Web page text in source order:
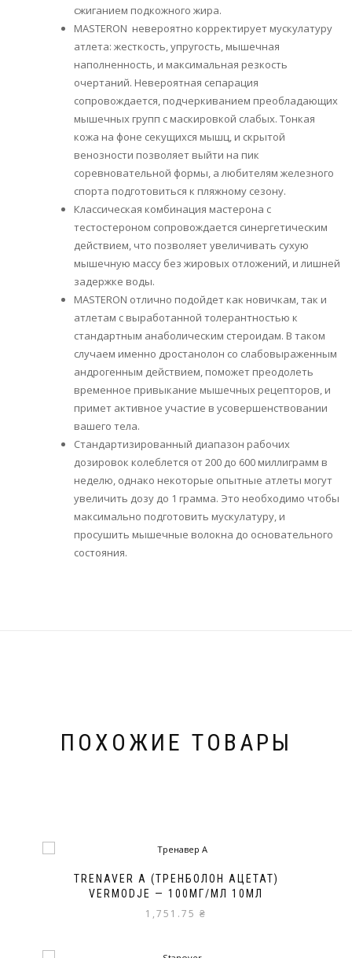
сжиганием подкожного жира.
MASTERON невероятно корректирует мускулатуру
атлета: жесткость, упругость, мышечная
наполненность, и максимальная резкость
очертаний. Невероятная сепарация
сопровождается, подчеркиванием преобладающих
мышечных групп с маскировкой слабых. Тонкая
кожа на фоне секущихся мышц, и скрытой
венозности позволяет выйти на пик
соревновательной формы, а любителям железного
спорта подготовиться к пляжному сезону.
Классическая комбинация мастерона с
тестостероном сопровождается синергетическим
действием, что позволяет увеличивать сухую
мышечную массу без жировых отложений, и лишней
задержке воды.
MASTERON отлично подойдет как новичкам, так и
атлетам с выработанной толерантностью к
стандартным анаболическим стероидам. В таком
случаем именно дростанолон со слабовыраженным
андрогенным действием, поможет преодолеть
временное привыкание мышечных рецепторов, и
примет активное участие в усовершенствовании
вашего тела.
Стандартизированный диапазон рабочих
дозировок колеблется от 200 до 600 миллиграмм в
неделю, однако некоторые опытные атлеты могут
увеличить дозу до 1 грамма. Это необходимо чтобы
максимально подготовить мускулатуру, и
просушить мышечные волокна до основательного
состояния.
ПОХОЖИЕ ТОВАРЫ
TRENAVER A (ТРЕНБОЛОН АЦЕТАТ)
VERMODJE — 100МГ/МЛ 10МЛ
1,751.75 ₴